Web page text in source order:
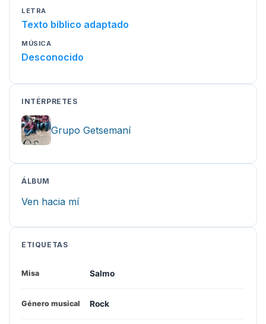
LETRA
Texto bíblico adaptado
MÚSICA
Desconocido
INTÉRPRETES
Grupo Getsemaní
ÁLBUM
Ven hacia mí
ETIQUETAS
Misa Salmo
Género musical Rock